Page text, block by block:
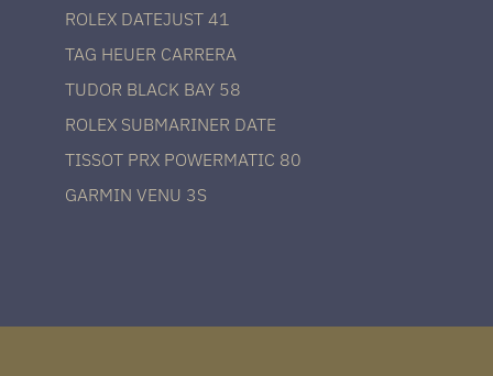
ROLEX DATEJUST 41
TAG HEUER CARRERA
TUDOR BLACK BAY 58
ROLEX SUBMARINER DATE
TISSOT PRX POWERMATIC 80
GARMIN VENU 3S